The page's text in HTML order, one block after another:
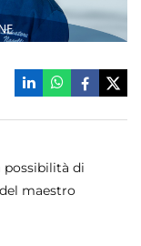
possibilità di
maestro